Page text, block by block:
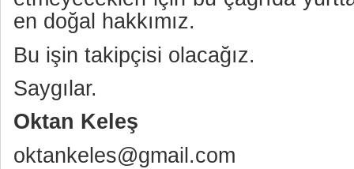
en doğal hakkımız.
Bu işin takipçisi olacağız.
Saygılar.
Oktan Keleş
oktankeles@gmail.com